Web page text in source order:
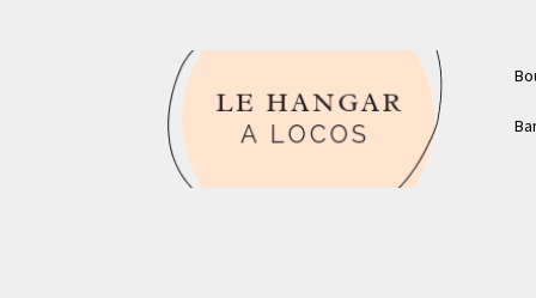
Aller
à
la
navigation
Aller
au
contenu